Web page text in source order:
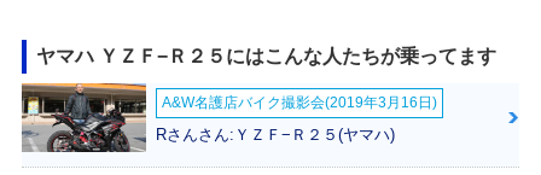
2023年 YZF-R25 A
BS・カラーチェン
ジ
2022年 YZF-R25 A
BS WGP 60th Anni
versary・特別・限
2022年 YZF-R25 A
BS・マイナーチェ
ンジ
ヤマハ ＹＺＦ−Ｒ２５にはこんな人たちが乗ってます
A&W名護店バイク撮影会(2019年3月16日)
Rさんさん:ＹＺＦ−Ｒ２５(ヤマハ)